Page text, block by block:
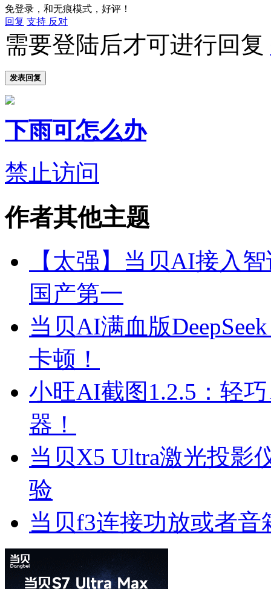
免登录，和无痕模式，好评！
回复 支持 反对
需要登陆后才可进行回复
发表回复
下雨可怎么办
禁止访问
作者其他主题
【太强】当贝AI接入
国产第一
当贝AI满血版
卡顿！
小旺AI截图1.2.5：轻
器！
当贝X5 Ultra激光投影
验
当贝f3连接功放或者